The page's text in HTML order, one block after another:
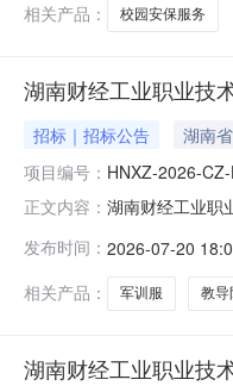
相关产品：
校园安保服务
湖南财经工业职业技
招标｜招标公告 湖南
项目编号： HNXZ-2026-
正文内容： 湖南财经工业职
发布时间： 2026-07-20
相关产品：
军训服 教导
湖南财经工业职业技